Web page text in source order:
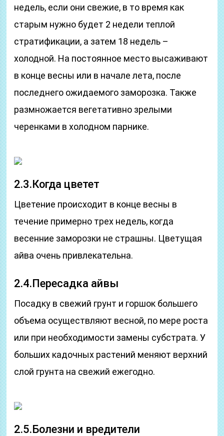
недель, если они свежие, в то время как
старым нужно будет 2 недели теплой
стратификации, а затем 18 недель –
холодной. На постоянное место высаживают
в конце весны или в начале лета, после
последнего ожидаемого заморозка. Также
размножается вегетативно зрелыми
черенками в холодном парнике.
2.3.Когда цветет
Цветение происходит в конце весны в
течение примерно трех недель, когда
весенние заморозки не страшны. Цветущая
айва очень привлекательна.
2.4.Пересадка айвы
Посадку в свежий грунт и горшок большего
объема осуществляют весной, по мере роста
или при необходимости замены субстрата. У
больших кадочных растений меняют верхний
слой грунта на свежий ежегодно.
2.5.Болезни и вредители